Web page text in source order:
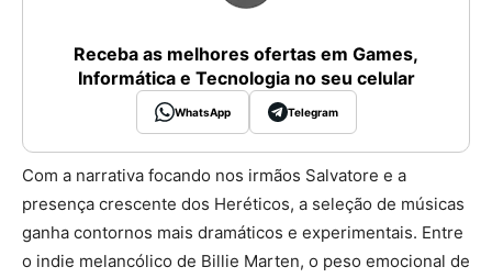
Receba as melhores ofertas em Games,
Informática e Tecnologia no seu celular
WhatsApp Telegram
Com a narrativa focando nos irmãos Salvatore e a
presença crescente dos Heréticos, a seleção de músicas
ganha contornos mais dramáticos e experimentais. Entre
o indie melancólico de Billie Marten, o peso emocional de